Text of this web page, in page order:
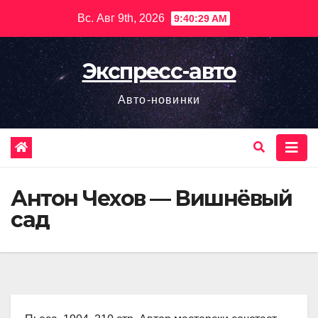
содержимому
Вс. Авг 9th, 2026 9:40:30 AM
Экспресс-авто
Авто-новинки
Антон Чехов — Вишнёвый
сад